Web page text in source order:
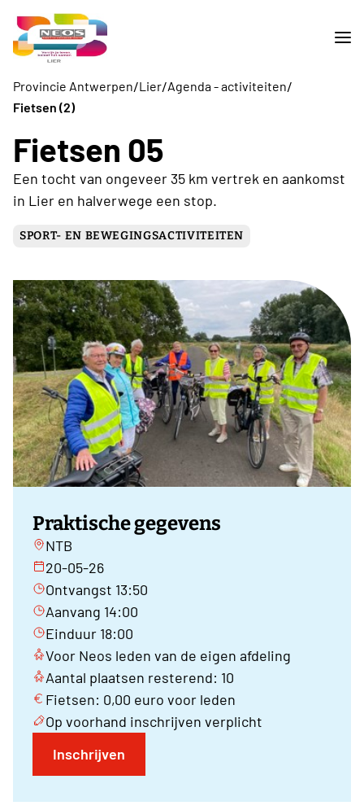
Provincie Antwerpen/Lier/Agenda - activiteiten/
Fietsen (2)
Fietsen 05
Een tocht van ongeveer 35 km vertrek en aankomst
in Lier en halverwege een stop.
SPORT- EN BEWEGINGSACTIVITEITEN
Praktische gegevens
NTB
20-05-26
Ontvangst 13:50
Aanvang 14:00
Einduur 18:00
Voor Neos leden van de eigen afdeling
Aantal plaatsen resterend: 10
Fietsen: 0,00 euro voor leden
Op voorhand inschrijven verplicht
Inschrijven